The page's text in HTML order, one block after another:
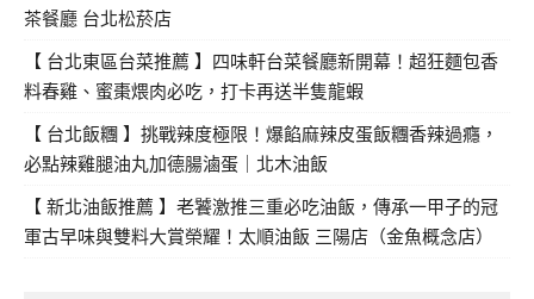
茶餐廳 台北松菸店
【 台北東區台菜推薦 】四味軒台菜餐廳新開幕！超狂麵包香
料春雞、蜜棗煨肉必吃，打卡再送半隻龍蝦
【 台北飯糰 】挑戰辣度極限！爆餡麻辣皮蛋飯糰香辣過癮，
必點辣雞腿油丸加德腸滷蛋｜北木油飯
【 新北油飯推薦 】老饕激推三重必吃油飯，傳承一甲子的冠
軍古早味與雙料大賞榮耀！太順油飯 三陽店（金魚概念店）